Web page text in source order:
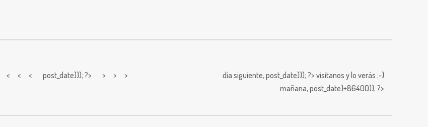
< < < post_date))); ?> > > > día siguiente,post_date))); ?> visitanos y lo verás ;-)
mañana,post_date)+86400)); ?>